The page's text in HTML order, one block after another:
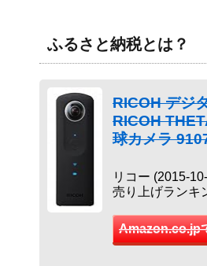
ふるさと納税とは？
RICOH デジ
RICOH
球カメラ
リコー (2015-
売り上げランキ
Amazon.co.jp